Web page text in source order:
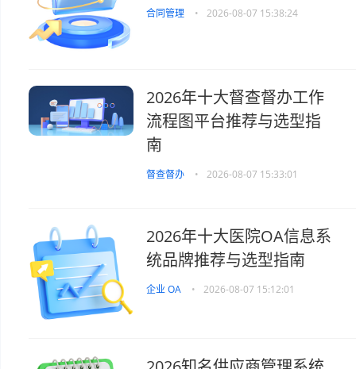
合同管理 • 2026-08-07 15:38:24
2026年十大督查督办工作
流程图平台推荐与选型指
南
督查督办 • 2026-08-07 15:33:01
2026年十大医院OA信息系
统品牌推荐与选型指南
企业 OA • 2026-08-07 15:12:01